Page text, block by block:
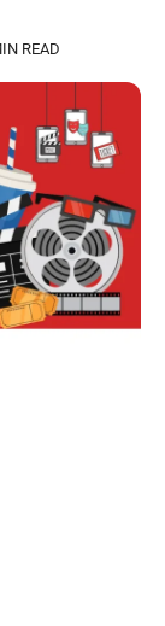
READ